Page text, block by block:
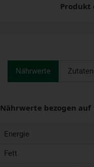
Produkt
Nährwerte Zutaten
Nährwerte bezogen auf
Energie
Fett